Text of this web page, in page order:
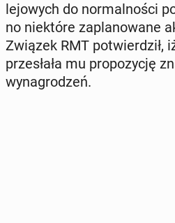
le­jo­wych do nor­mal­no­ści
no nie­któ­re za­pla­no­wa­ne
Związek RMT po­twier­dził,
prze­sła­ła mu pro­po­zy­cję
wy­na­gro­dzeń.